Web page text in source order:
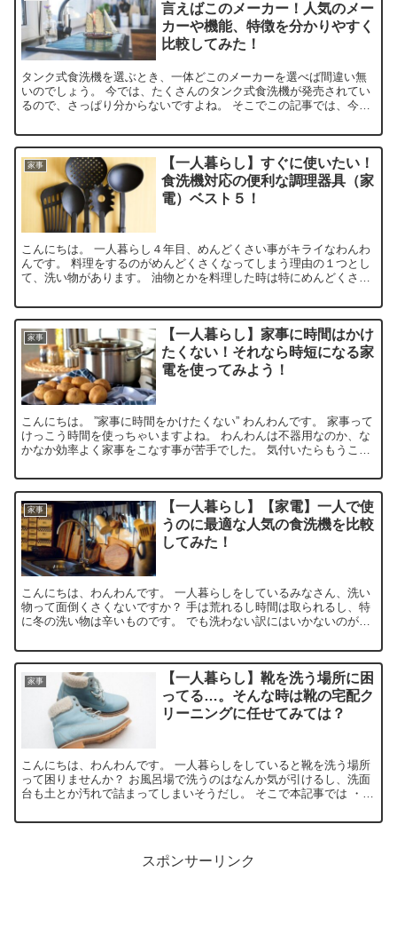
言えばこのメーカー！人気のメー
カーや機能、特徴を分かりやすく
比較してみた！
タンク式食洗機を選ぶとき、一体どこのメーカーを選べば間違い無
いのでしょう。 今では、たくさんのタンク式食洗機が発売されてい
るので、さっぱり分からないですよね。 そこでこの記事では、今人
ています。 ぜひ参考にしてみて下さい。
家事
【一人暮らし】すぐに使いたい！
食洗機対応の便利な調理器具（家
電）ベスト５！
こんにちは。 一人暮らし４年目、めんどくさい事がキライなわんわ
んです。 料理をするのがめんどくさくなってしまう理由の１つとし
て、洗い物があります。 油物とかを料理した時は特にめんどくさい
家事
【一人暮らし】家事に時間はかけ
たくない！それなら時短になる家
電を使ってみよう！
こんにちは。 ”家事に時間をかけたくない” わんわんです。 家事って
けっこう時間を使っちゃいますよね。 わんわんは不器用なのか、な
かなか効率よく家事をこなす事が苦手でした。 気付いたらもうこん
家事
【一人暮らし】【家電】一人で使
うのに最適な人気の食洗機を比較
してみた！
こんにちは、わんわんです。 一人暮らしをしているみなさん、洗い
物って面倒くさくないですか？ 手は荒れるし時間は取られるし、特
に冬の洗い物は辛いものです。 でも洗わない訳にはいかないのが洗
家事
【一人暮らし】靴を洗う場所に困
ってる…。そんな時は靴の宅配ク
リーニングに任せてみては？
こんにちは、わんわんです。 一人暮らしをしていると靴を洗う場所
って困りませんか？ お風呂場で洗うのはなんか気が引けるし、洗面
台も土とか汚れで詰まってしまいそうだし。 そこで本記事では ・靴
スポンサーリンク